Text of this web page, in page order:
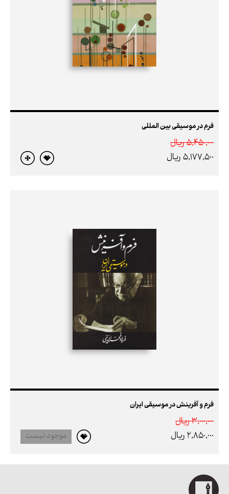
فرم در موسیقی بین المللی
5,450,000 ريال
5,177,500 ريال
فرم و آفرینش در موسیقی ایران
3,000,000 ريال
2,850,000 ريال
موجود نیست